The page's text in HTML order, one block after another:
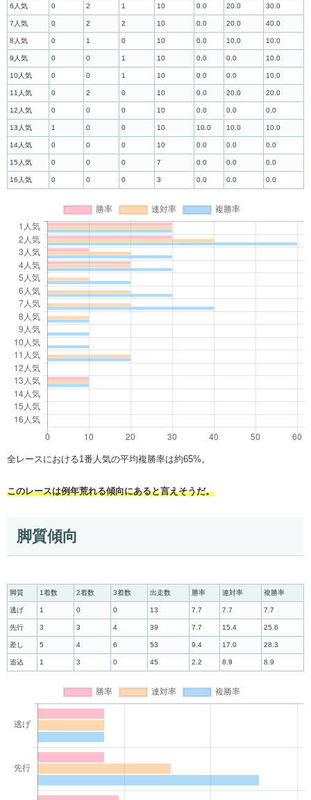
6人気 0 2 1 10 0.0 20.0 30.0
7人気 0 2 2 10 0.0 20.0 40.0
8人気 0 1 0 10 0.0 10.0 10.0
9人気 0 0 1 10 0.0 0.0 10.0
10人気 0 0 1 10 0.0 0.0 10.0
11人気 0 2 0 10 0.0 20.0 20.0
12人気 0 0 0 10 0.0 0.0 0.0
13人気 1 0 0 10 10.0 10.0 10.0
14人気 0 0 0 10 0.0 0.0 0.0
15人気 0 0 0 7 0.0 0.0 0.0
16人気 0 0 0 3 0.0 0.0 0.0
全レースにおける1番人気の平均複勝率は約65%。
このレースは例年荒れる傾向にあると言えそうだ。
脚質傾向
脚質 1着数 2着数 3着数 出走数 勝率 連対率 複勝率
逃げ 1 0 0 13 7.7 7.7 7.7
先行 3 3 4 39 7.7 15.4 25.6
差し 5 4 6 53 9.4 17.0 28.3
追込 1 3 0 45 2.2 8.9 8.9